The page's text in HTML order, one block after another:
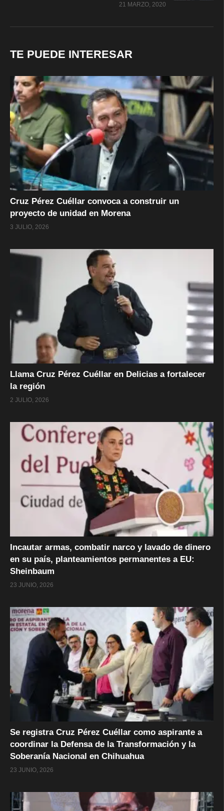
21 MARZO, 2020
TE PUEDE INTERESAR
Cruz Pérez Cuéllar convoca a construir un
proyecto de unidad en Morena
3 JULIO, 2026
Llama Cruz Pérez Cuéllar en Delicias a fortalecer
la región
2 JULIO, 2026
Incautar armas, combatir narco y lavado de dinero
en su país, planteamientos permanentes a EU:
Sheinbaum
23 JUNIO, 2026
Se registra Cruz Pérez Cuéllar como aspirante a
coordinar la Defensa de la Transformación y la
Soberanía Nacional en Chihuahua
23 JUNIO, 2026